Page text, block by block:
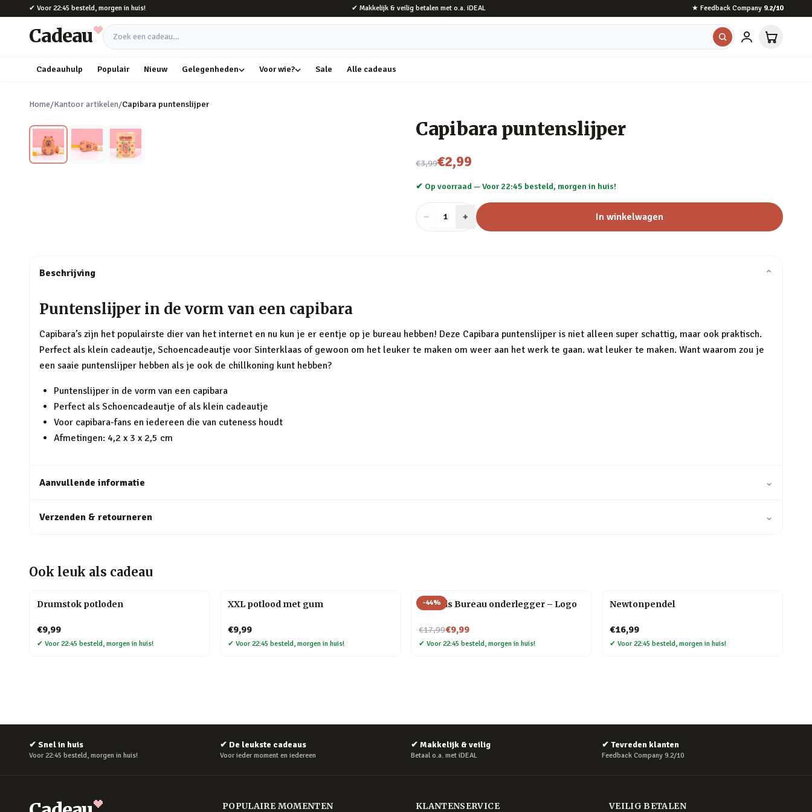
Naar hoofdinhoud
✔ Voor 22:45 besteld, morgen in huis! ✔ Makkelijk & veilig betalen met o.a. iDEAL ★ Feedback Company 9.2/10
Cadeau Zoek een cadeau
Cadeauhulp Populair Nieuw Gelegenheden Voor wie? Sale Alle cadeaus
Home/Kantoor artikelen/Capibara puntenslijper
Capibara puntenslijper
€3,99
Nu voor
€2,99
✔ Op voorraad —Voor 22:45 besteld, morgen in huis!
− Aantal
1 + In winkelwagen
Beschrijving ⌄
Puntenslijper in de vorm van een capibara
Capibara’s zijn het populairste dier van het internet en nu kun je er eentje op je bureau hebben! Deze Capibara puntenslijper is niet alleen super schattig, maar ook praktisch.
Perfect als klein cadeautje, Schoencadeautje voor Sinterklaas of gewoon om het leuker te maken om weer aan het werk te gaan. wat leuker te maken. Want waarom zou je
een saaie puntenslijper hebben als je ook de chillkoning kunt hebben?
Puntenslijper in de vorm van een capibara
Perfect als Schoencadeautje of als klein cadeautje
Voor capibara-fans en iedereen die van cuteness houdt
Afmetingen: 4,2 x 3 x 2,5 cm
Aanvullende informatie ⌄
Verzenden & retourneren ⌄
Ook leuk als cadeau
Drumstok potloden
€9,99
✔ Voor 22:45 besteld, morgen in huis!
XXL potlood met gum
€9,99
✔ Voor 22:45 besteld, morgen in huis!
-44%
Friends Bureau onderlegger – Logo
€17,99
Nu voor€9,99
✔ Voor 22:45 besteld, morgen in huis!
Newtonpendel
€16,99
✔ Voor 22:45 besteld, morgen in huis!
✔ Snel in huis
Voor 22:45 besteld, morgen in huis!
✔ De leukste cadeaus
Voor ieder moment en iedereen
✔ Makkelijk & veilig
Betaal o.a. met iDEAL
✔ Tevreden klanten
Feedback Company 9.2/10
POPULAIRE MOMENTEN KLANTENSERVICE VEILIG BETALEN